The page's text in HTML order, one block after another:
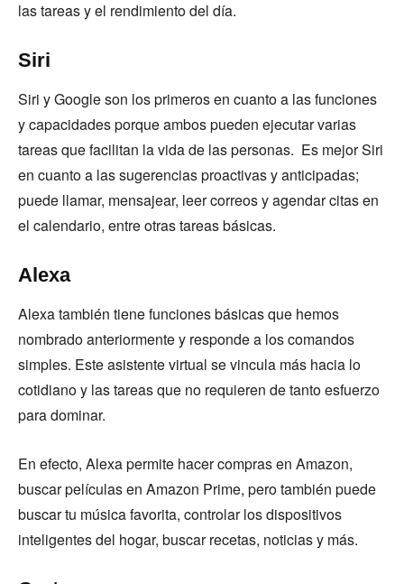
las tareas y el rendimiento del día.
Siri
Siri y Google son los primeros en cuanto a las funciones
y capacidades porque ambos pueden ejecutar varias
tareas que facilitan la vida de las personas. Es mejor Siri
en cuanto a las sugerencias proactivas y anticipadas;
puede llamar, mensajear, leer correos y agendar citas en
el calendario, entre otras tareas básicas.
Alexa
Alexa también tiene funciones básicas que hemos
nombrado anteriormente y responde a los comandos
simples. Este asistente virtual se vincula más hacia lo
cotidiano y las tareas que no requieren de tanto esfuerzo
para dominar.
En efecto, Alexa permite hacer compras en Amazon,
buscar películas en Amazon Prime, pero también puede
buscar tu música favorita, controlar los dispositivos
inteligentes del hogar, buscar recetas, noticias y más.